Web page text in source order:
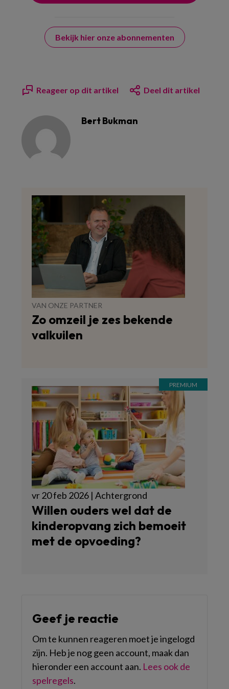
Bekijk hier onze abonnementen
Reageer op dit artikel Deel dit artikel
Bert Bukman
VAN ONZE PARTNER
Zo omzeil je zes bekende
valkuilen
vr 20 feb 2026 | Achtergrond
Willen ouders wel dat de
kinderopvang zich bemoeit
met de opvoeding?
Geef je reactie
Om te kunnen reageren moet je ingelogd
zijn. Heb je nog geen account, maak dan
hieronder een account aan. Lees ook de
spelregels.